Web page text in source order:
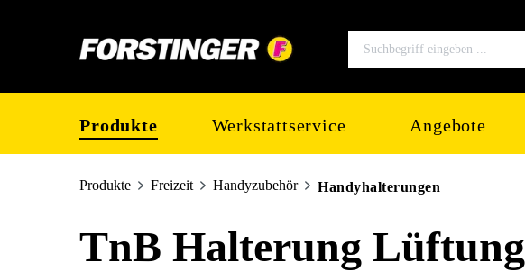
Produkte Werkstattservice Angebote
Produkte Freizeit Handyzubehör Handyhalterungen
TnB Halterung Lüftung